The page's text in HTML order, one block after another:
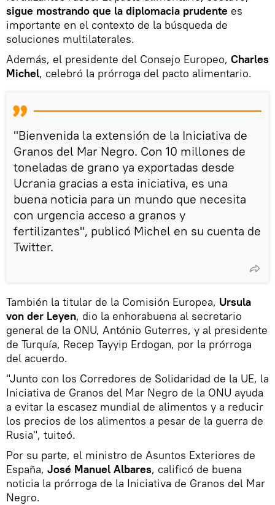
sigue mostrando que la diplomacia prudente es
importante en el contexto de la búsqueda de
soluciones multilaterales.
Además, el presidente del Consejo Europeo, Charles
Michel, celebró la prórroga del pacto alimentario.
"Bienvenida la extensión de la Iniciativa de
Granos del Mar Negro. Con 10 millones de
toneladas de grano ya exportadas desde
Ucrania gracias a esta iniciativa, es una
buena noticia para un mundo que necesita
con urgencia acceso a granos y
fertilizantes", publicó Michel en su cuenta de
Twitter.
También la titular de la Comisión Europea, Ursula
von der Leyen, dio la enhorabuena al secretario
general de la ONU, António Guterres, y al presidente
de Turquía, Recep Tayyip Erdogan, por la prórroga
del acuerdo.
"Junto con los Corredores de Solidaridad de la UE, la
Iniciativa de Granos del Mar Negro de la ONU ayuda
a evitar la escasez mundial de alimentos y a reducir
los precios de los alimentos a pesar de la guerra de
Rusia", tuiteó.
Por su parte, el ministro de Asuntos Exteriores de
España, José Manuel Albares, calificó de buena
noticia la prórroga de la Iniciativa de Granos del Mar
Negro.